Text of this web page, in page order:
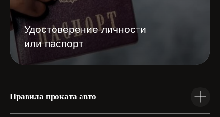
Правила проката авто